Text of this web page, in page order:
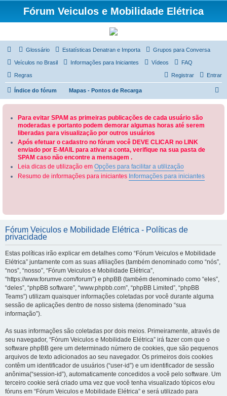
Fórum Veiculos e Mobilidade Elétrica
Glossário Estatísticas Denatran e Importa Grupos para Conversa
Veículos no Brasil Informações para Iniciantes Vídeos FAQ
Regras Entrar
Registrar
Índice do fórum Mapas - Pontos de Recarga
Para evitar SPAM as primeiras publicações de cada usuário são
moderadas e portanto podem demorar algumas horas até serem
liberadas para visualização por outros usuários
Após efetuar o cadastro no fórum você DEVE CLICAR no LINK
enviado por E-MAIL para ativar a conta, verifique na sua pasta de
SPAM caso não encontre a mensagem .
Leia dicas de utilização em Opções para facilitar a utilização
Resumo de informações para iniciantes Informações para iniciantes
Fórum Veiculos e Mobilidade Elétrica - Políticas de
privacidade
Estas políticas irão explicar em detalhes como “Fórum Veiculos e Mobilidade
Elétrica” juntamente com as suas afiliações (também denominado como “nós”,
“nos”, “nosso”, “Fórum Veiculos e Mobilidade Elétrica”,
“https://www.forumve.com/forum”) e phpBB (também denominado como “eles”,
“deles”, “phpBB software”, “www.phpbb.com”, “phpBB Limited”, “phpBB
Teams”) utilizam quaisquer informações coletadas por você durante alguma
sessão de aplicações dentro de nosso sistema (denominado “sua
informação”).
As suas informações são coletadas por dois meios. Primeiramente, através de
seu navegador, “Fórum Veiculos e Mobilidade Elétrica” irá fazer com que o
software phpBB gere um determinado número de cookies, que são pequenos
arquivos de texto adicionados ao seu navegador. Os primeiros dois cookies
contêm um identificador de usuários (“user-id”) e um identificador de sessão
anônima(“session-id”), automaticamente concedidos a você pelo software. Um
terceiro cookie será criado uma vez que você tenha visualizado tópicos e/ou
fóruns em “Fórum Veiculos e Mobilidade Elétrica” e será utilizado para